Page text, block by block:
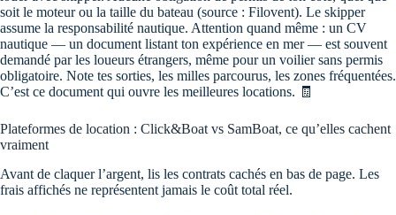
soit le moteur ou la taille du bateau (source : Filovent). Le skipper
assume la responsabilité nautique. Attention quand même : un CV
nautique — un document listant ton expérience en mer — est souvent
demandé par les loueurs étrangers, même pour un voilier sans permis
obligatoire. Note tes sorties, les milles parcourus, les zones fréquentées.
C’est ce document qui ouvre les meilleures locations. 🧾
Plateformes de location : Click&Boat vs SamBoat, ce qu’elles cachent
vraiment
Avant de claquer l’argent, lis les contrats cachés en bas de page. Les
frais affichés ne représentent jamais le coût total réel.